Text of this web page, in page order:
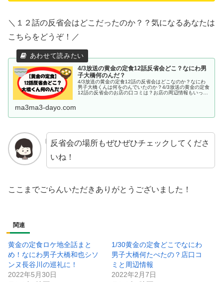
＼１２話の反省会はどこだったのか？？気になるあなたは
こちらをどうぞ！／
4/3放送の黄金の定食12話反省会どこ？なにわ男
子大橋何のんだ？
4/3放送の黄金の定食12話の反省会はどこなのか？なにわ
男子大橋くんは何をのんでいたのか？4/3放送の黄金の定食
12話の反省会のお店の口コミは？お店の周辺情報もいっし
ma3ma3-dayo.com
反省会の場所もぜひぜひチェックしてくださ
いね！
ここまでごらんいただきありがとうございました！
関連
黄金の定食ロケ地全話まと
め！なにわ男子大橋和也シソ
ンヌ長谷川の巡礼に！
2022年5月30日
1/30黄金の定食どこでなにわ
男子大橋何たべたの？店口コ
ミと周辺情報
2022年2月7日